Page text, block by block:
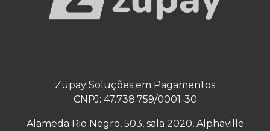
Zupay Soluções em Pagamentos
CNPJ: 47.738.759/0001-30
Alameda Rio Negro, 503, sala 2020, Alphaville